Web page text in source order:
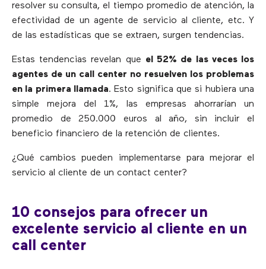
resolver su consulta, el tiempo promedio de atención, la
efectividad de un agente de servicio al cliente, etc. Y
de las estadísticas que se extraen, surgen tendencias.
Estas tendencias revelan que el 52% de las veces los
agentes de un call center no resuelven los problemas
en la primera llamada. Esto significa que si hubiera una
simple mejora del 1%, las empresas ahorrarían un
promedio de 250.000 euros al año, sin incluir el
beneficio financiero de la retención de clientes.
¿Qué cambios pueden implementarse para mejorar el
servicio al cliente de un contact center?
10 consejos para ofrecer un
excelente servicio al cliente en un
call center